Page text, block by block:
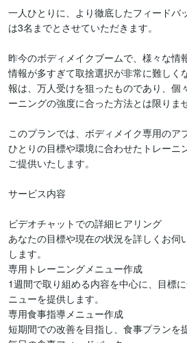
一人ひとりに、より徹底したフィードバ
は3名までとさせていただきます。
昨今のボディメイクブームで、様々な情
情報が多すぎて取捨選択が非常に難しく
報は、万人受けを狙ったものであり、個
ーニングの強度に合った方法とは限りま
このプランでは、ボディメイク専用のア
ひとりの目標や環境に合わせたトレーニ
ご提供いたします。
サービス内容
ビデオチャットでの詳細ヒアリング
あなたの目標や現在の状況を詳しくお伺
します。
専用トレーニングメニュー作成
1週間で取り組める内容を中心に、目標
ニューを提供します。
専用食事指導メニュー作成
短期間での改善を目指し、食事プランを